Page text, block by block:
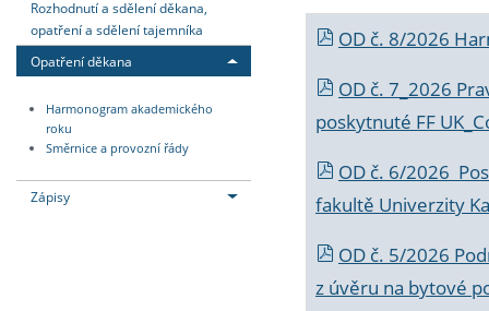
Rozhodnutí a sdělení děkana,
opatření a sdělení tajemníka
Opatření děkana
Harmonogram akademického
roku
Směrnice a provozní řády
Zápisy
OD č. 8/2026
OD č. 7_2026
poskytnuté FF
OD č. 6/2026
fakultě Univerzity
OD č. 5/2026
z úvěru na bytové